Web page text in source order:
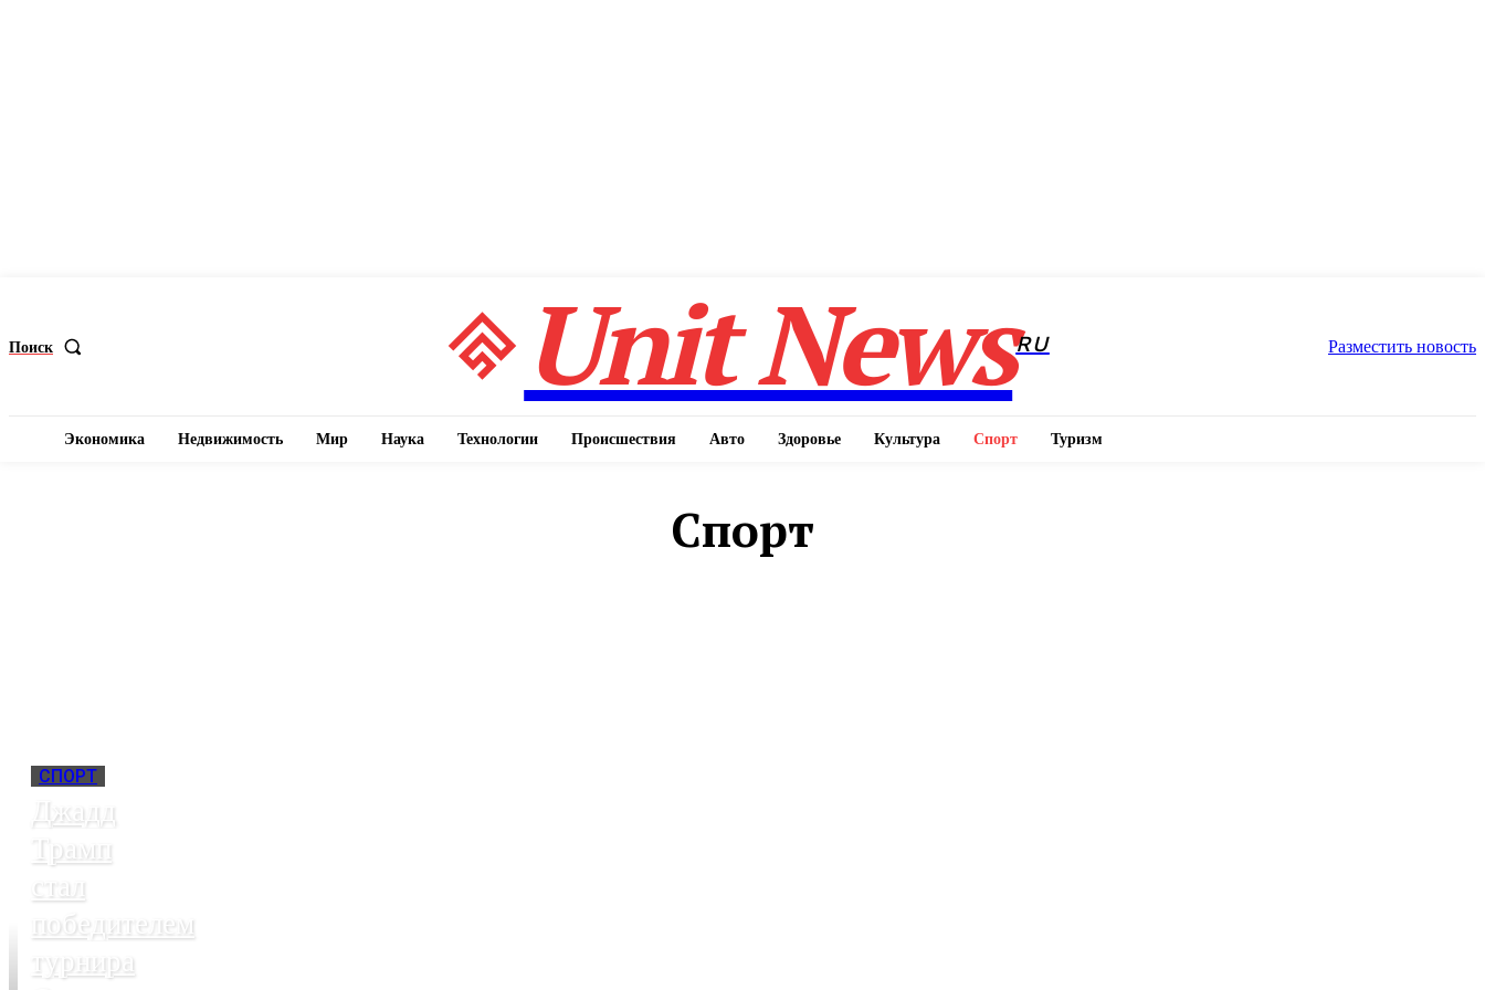
Поиск Unit NewsRU Разместить новость
Экономика Недвижимость Мир Наука Технологии Происшествия Авто Здоровье Культура Спорт Туризм
Спорт
СПОРТ
Джадд
Трамп
стал
победителем
турнира